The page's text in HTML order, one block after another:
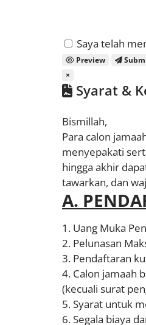
Saya telah
Preview
×
Syarat &
Bismillah,
Para calon
menyepakati
hingga akhir
tawarkan, dan
A.
Uang Muka
Pelunasan
Pendaftaran
Calon jamaah
(kecuali surat
Syarat untuk
Segala biaya